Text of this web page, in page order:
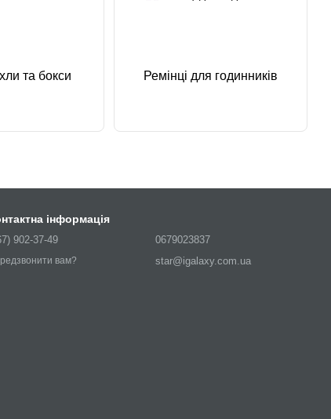
та бокси Ремінці для годинників
інформація
902-37-49
вам?
0679023837
star@igalaxy.com.ua